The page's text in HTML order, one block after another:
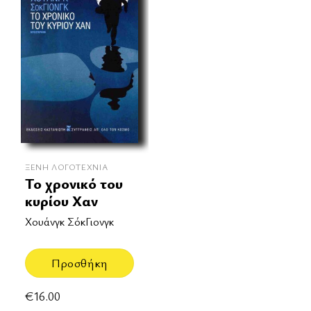
ΞΈΝΗ ΛΟΓΟΤΕΧΝΊΑ
Το χρονικό του
κυρίου Χαν
Χουάνγκ ΣόκΓιονγκ
Προσθήκη
€16.00